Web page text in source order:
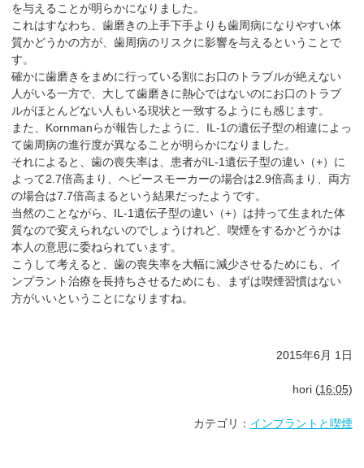
を与えることが明らかになりました。
これはすなわち、歯磨きの上手下手よりも歯周病になりやすい体
質かどうかの方が、歯周病のリスクに影響を与えるということで
す。
確かに歯磨きをまめに行っている割にお口のトラブルが絶えない
人がいる一方で、大して歯磨きに熱心ではないのにお口のトラブ
ルがほとんどない人もいる現状と一致するようにも感じます。
また、Kornmanらが報告したように、IL-1の遺伝子型の相違によっ
て歯周病の進行度が異なることが明らかになりました。
それによると、歯の喪失率は、患者がIL-1遺伝子型の違い（+）に
よって2.7倍高まり、ヘビースモーカーの場合は2.9倍高まり、両方
の場合は7.7倍高まるという結果だったようです。
当然のことながら、IL-1遺伝子型の違い（+）は持って生まれた体
質なので変えられないのでしょうけれど、喫煙をするかどうかは
本人の意思に委ねられています。
こうして考えると、歯の喪失率を大幅に減少させるためにも、イ
ンプラント治療を長持ちさせるためにも、まずは喫煙習慣はない
方がいいということになりますね。
2015年6月 1日
hori(16:05)
カテゴリ： インプラントと喫煙